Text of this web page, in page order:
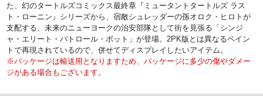
た、幻のタートルズコミックス最終章『ミュータントタートルズ ラス
ト・ローニン』シリーズから、宿敵シュレッダーの孫オロク・ヒロトが
支配する、未来のニューヨークの治安部隊として街を見張る「シンジ
ャ・エリート・パトロール・ボット」が登場。2PK版とは異なるペイン
トで再現されているので、併せてディスプレイしたいアイテム。
※パッケージは輸送用となりますため、パッケージに多少の傷やダメー
ジがある場合もございます。